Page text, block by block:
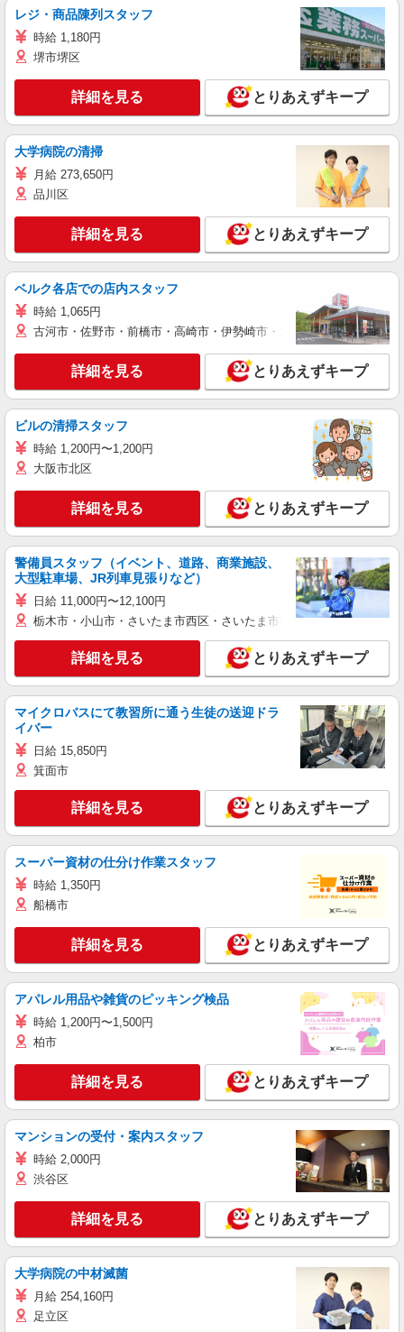
レジ・商品陳列スタッフ
時給 1,180円
堺市堺区
詳細を見る とりあえずキープ
大学病院の清掃
月給 273,650円
品川区
詳細を見る とりあえずキープ
ベルク各店での店内スタッフ
時給 1,065円
古河市・佐野市・前橋市・高崎市・伊勢崎市・太田市・館林市・藤
詳細を見る とりあえずキープ
ビルの清掃スタッフ
時給 1,200円〜1,200円
大阪市北区
詳細を見る とりあえずキープ
警備員スタッフ（イベント、道路、商業施設、
大型駐車場、JR列車見張りなど）
日給 11,000円〜12,100円
栃木市・小山市・さいたま市西区・さいたま市岩槻区・久喜市・蓮田
詳細を見る とりあえずキープ
マイクロバスにて教習所に通う生徒の送迎ドラ
イバー
日給 15,850円
箕面市
詳細を見る とりあえずキープ
スーパー資材の仕分け作業スタッフ
時給 1,350円
船橋市
詳細を見る とりあえずキープ
アパレル用品や雑貨のピッキング検品
時給 1,200円〜1,500円
柏市
詳細を見る とりあえずキープ
マンションの受付・案内スタッフ
時給 2,000円
渋谷区
詳細を見る とりあえずキープ
大学病院の中材滅菌
月給 254,160円
足立区